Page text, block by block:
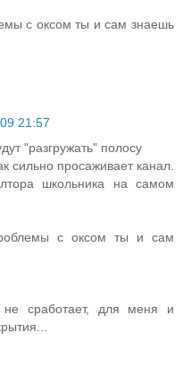
с оксом ты и сам знаешь
21:57
"разгружать" полосу
сильно просаживает канал.
школьника на самом
с оксом ты и сам
не сработает, для меня и